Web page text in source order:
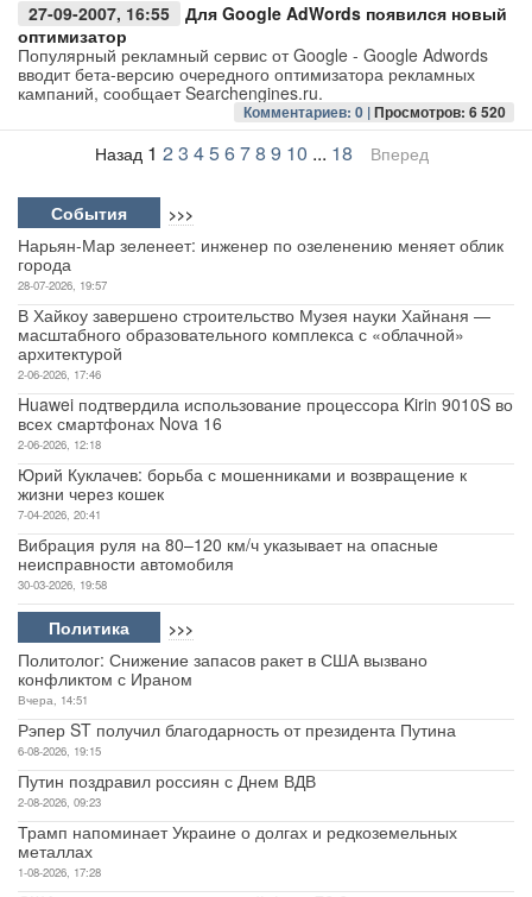
27-09-2007, 16:55
Для Google AdWords появился новый
оптимизатор
Популярный рекламный сервис от Google - Google Adwords
вводит бета-версию очередного оптимизатора рекламных
кампаний, сообщает Searchengines.ru.
Комментариев: 0 |Просмотров: 6 520
Назад 1 2 3 45678 9 10 ... 18 Вперед
События >>>
Нарьян-Мар зеленеет: инженер по озеленению меняет облик
города
28-07-2026, 19:57
В Хайкоу завершено строительство Музея науки Хайнаня —
масштабного образовательного комплекса с «облачной»
архитектурой
2-06-2026, 17:46
Huawei подтвердила использование процессора Kirin 9010S во
всех смартфонах Nova 16
2-06-2026, 12:18
Юрий Куклачев: борьба с мошенниками и возвращение к
жизни через кошек
7-04-2026, 20:41
Вибрация руля на 80–120 км/ч указывает на опасные
неисправности автомобиля
30-03-2026, 19:58
Политика >>>
Политолог: Снижение запасов ракет в США вызвано
конфликтом с Ираном
Вчера, 14:51
Рэпер ST получил благодарность от президента Путина
6-08-2026, 19:15
Путин поздравил россиян с Днем ВДВ
2-08-2026, 09:23
Трамп напоминает Украине о долгах и редкоземельных
металлах
1-08-2026, 17:28